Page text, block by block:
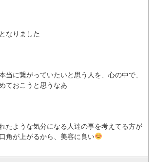
なりました
当に繋がっていたいと思う人を、心の中で、
ておこうと思うなあ
たような気分になる人達の事を考えてる方が
角が上がるから、美容に良い